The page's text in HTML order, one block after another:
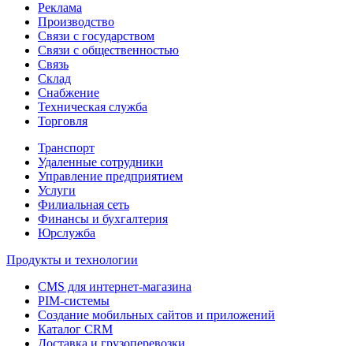
Реклама
Производство
Связи с государством
Связи с общественностью
Связь
Склад
Снабжение
Техническая служба
Торговля
Транспорт
Удаленные сотрудники
Управление предприятием
Услуги
Филиальная сеть
Финансы и бухгалтерия
Юрслужба
Продукты и технологии
CMS для интернет-магазина
PIM-системы
Создание мобильных сайтов и приложений
Каталог CRM
Доставка и грузоперевозки